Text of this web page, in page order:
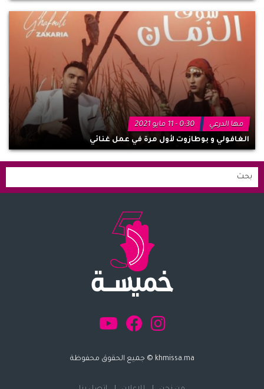
مها الدرعي
0:30 - 11 مايو 2021
الغافولي و بوطازوت لأول مرة في عمل غنائي
khmissa.ma © جميع الحقوق محفوظة